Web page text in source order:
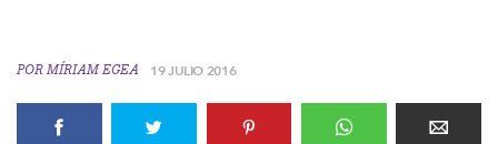
POR MÍRIAM EGEA 19 JULIO 2016